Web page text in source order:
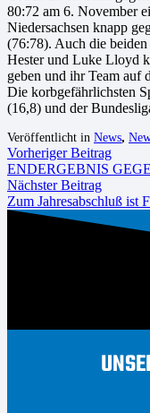
80:72 am 6. November
Niedersachsen knapp
(76:78). Auch die
Hester und Luke Lloyd
geben und ihr Team auf
Die korbgefährlichsten
(16,8) und der
Veröffentlicht in News,
Vorheriger Beitrag
ENDERGEBNIS
Nächster Beitrag
Zum Jahresabschluß ist